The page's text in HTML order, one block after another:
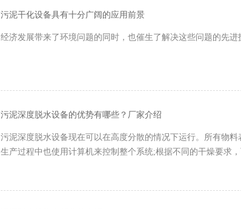
污泥干化设备具有十分广阔的应用前景
经济发展带来了环境问题的同时，也催生了解决这些问题的先
污泥深度脱水设备的优势有哪些？厂家介绍
污泥深度脱水设备现在可以在高度分散的情况下运行。所有物
生产过程中也使用计算机来控制整个系统;根据不同的干燥要求